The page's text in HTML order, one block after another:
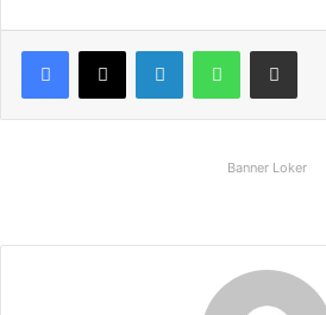
Facebook
X LinkedInWhatsAppShare via Email
Banner Loker